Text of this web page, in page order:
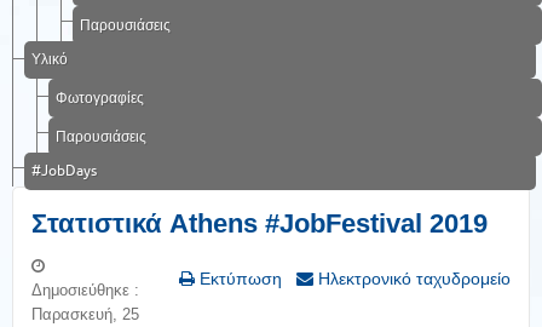
Παρουσιάσεις
Υλικό
Φωτογραφίες
Παρουσιάσεις
#JobDays
Στατιστικά Athens #JobFestival 2019
Εκτύπωση Ηλεκτρονικό ταχυδρομείο
Δημοσιεύθηκε :
Παρασκευή, 25